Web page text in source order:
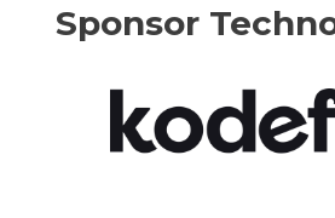
Sponsor